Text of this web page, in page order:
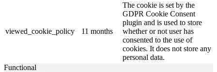
viewed_cookie_policy 11 months
The cookie is set by the
GDPR Cookie Consent
plugin and is used to store
whether or not user has
consented to the use of
cookies. It does not store any
personal data.
Functional